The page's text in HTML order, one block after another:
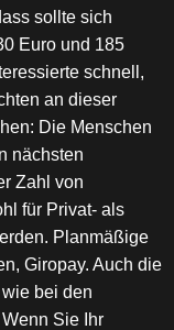
sollte sich
Euro und 185
schnell,
an dieser
Die Menschen
nächsten
Zahl von
für Privat- als
Planmäßige
Giropay. Auch die
bei den
Sie Ihr